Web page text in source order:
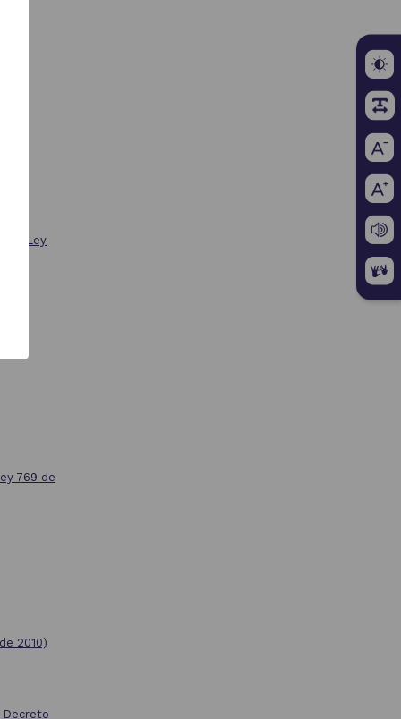
06; Ley
769 de
2010)
Decreto